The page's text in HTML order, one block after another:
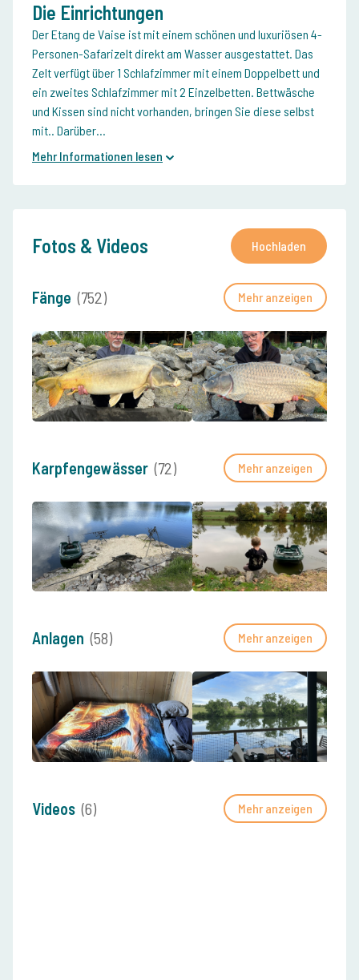
Die Einrichtungen
Der Etang de Vaise ist mit einem schönen und luxuriösen 4-
Personen-Safarizelt direkt am Wasser ausgestattet. Das
Zelt verfügt über 1 Schlafzimmer mit einem Doppelbett und
ein zweites Schlafzimmer mit 2 Einzelbetten. Bettwäsche
und Kissen sind nicht vorhanden, bringen Sie diese selbst
mit.. Darüber...
Mehr Informationen lesen
Fotos & Videos Hochladen
Fänge (752) Mehr anzeigen
Karpfengewässer (72) Mehr anzeigen
Anlagen (58) Mehr anzeigen
Videos (6) Mehr anzeigen